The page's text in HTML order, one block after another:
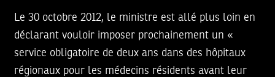
Le 30 octobre 2012, le ministre est allé plus loin en
déclarant vouloir imposer prochainement un «
service obligatoire de deux ans dans des hôpitaux
régionaux pour les médecins résidents avant leur